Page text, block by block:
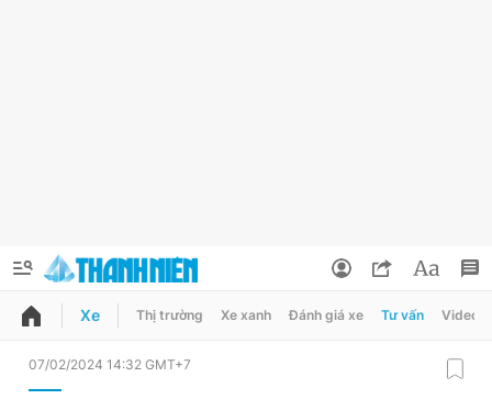
QUẢNG CÁO
Xe Thị trường Xe xanh Đánh giá xe Tư vấn Video
07/02/2024 14:32 GMT+7